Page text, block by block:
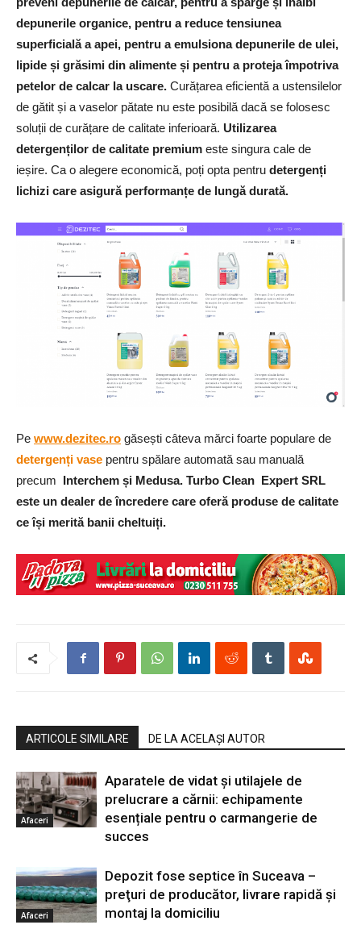
depunerile organice, pentru a reduce tensiunea
superficială a apei, pentru a emulsiona depunerile de ulei,
lipide și grăsimi din alimente și pentru a proteja împotriva
petelor de calcar la uscare. Curățarea eficientă a ustensilelor
de gătit și a vaselor pătate nu este posibilă dacă se folosesc
soluții de curățare de calitate inferioară. Utilizarea
detergenților de calitate premium este singura cale de
ieșire. Ca o alegere economică, poți opta pentru detergenți
lichizi care asigură performanțe de lungă durată.
Pe www.dezitec.ro găsești câteva mărci foarte populare de
detergenți vase pentru spălare automată sau manuală
precum Interchem și Medusa. Turbo Clean Expert SRL
este un dealer de încredere care oferă produse de calitate
ce își merită banii cheltuiți.
ARTICOLE SIMILARE DE LA ACELAȘI AUTOR
Afaceri
Aparatele de vidat și utilajele de
prelucrare a cărnii: echipamente
esențiale pentru o carmangerie de
succes
Afaceri
Depozit fose septice în Suceava –
preţuri de producător, livrare rapidă şi
montaj la domiciliu